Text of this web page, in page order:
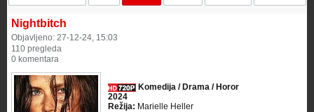
Nightbitch
Objavljeno: 27-12-24, 15:03
110 pregleda
0 komentara
Komedija / Drama / Horor
2024
Režija: Marielle Heller